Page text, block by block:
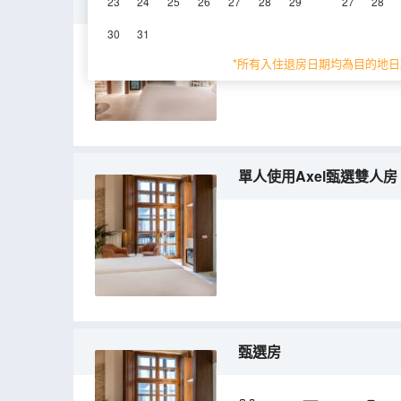
30 31
*所有入住退房日期均為目的地
29.8㎡ 空調
單人使用Axel甄選雙人房
甄選房